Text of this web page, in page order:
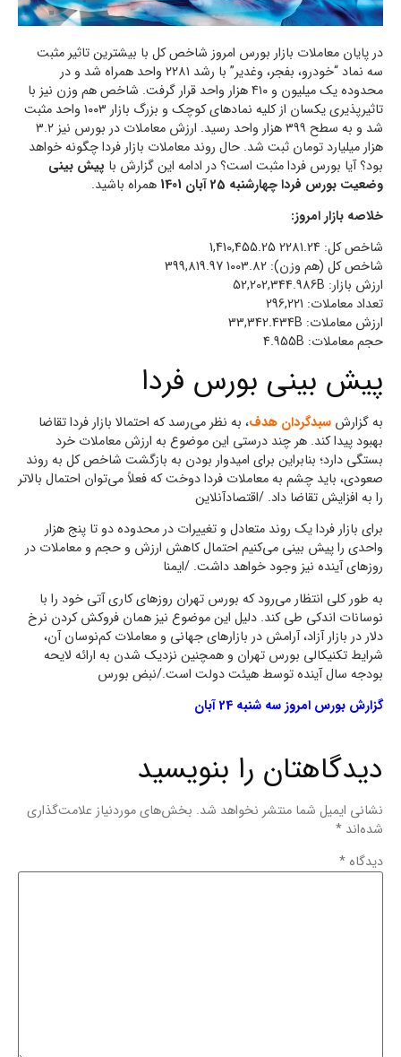
در پایان معاملات بازار بورس امروز شاخص کل با بیشترین تاثیر مثبت
سه نماد “خودرو، بفجر، وغدیر” با رشد ۲۲۸۱ واحد همراه شد و در
محدوده یک میلیون و ۴۱۰ هزار واحد قرار گرفت. شاخص هم وزن نیز با
تاثیرپذیری یکسان از کلیه نمادهای کوچک و بزرگ بازار ۱۰۰۳ واحد مثبت
شد و به سطح ۳۹۹ هزار واحد رسید. ارزش معاملات در بورس نیز ۳.۲
هزار میلیارد تومان ثبت شد. حال روند معاملات بازار فردا چگونه خواهد
بود؟ آیا بورس فردا مثبت است؟ در ادامه این گزارش با پیش بینی
وضعیت بورس فردا چهارشنبه 25 آبان 1401
همراه باشید.
خلاصه بازار امروز:
شاخص کل: 1,410,455.25 2281.24
شاخص كل (هم وزن): 399,819.97 1003.82
ارزش بازار: 52,202,344.986B
تعداد معاملات: 296,221
ارزش معاملات: 33,342.434B
حجم معاملات: 4.955B
پیش بینی بورس فردا
به گزارش سبدگردان هدف، به نظر می‌رسد که احتمالا بازار فردا تقاضا
بهبود پیدا کند. هر چند درستی این موضوع به ارزش معاملات خرد
بستگی دارد؛ بنابراین برای امیدوار بودن به بازگشت شاخص کل به روند
صعودی، باید چشم به معاملات فردا دوخت که فعلاً می‌توان احتمال بالاتر
را به افزایش تقاضا داد. /اقتصادآنلاین
برای بازار فردا یک روند متعادل و تغییرات در محدوده دو تا پنج هزار
واحدی را پیش بینی می‌کنیم احتمال کاهش ارزش و حجم و معاملات در
روز‌های آینده نیز وجود خواهد داشت. /ایمنا
به طور کلی انتظار می‌رود که بورس تهران روز‌های کاری آتی خود را با
نوسانات اندکی طی کند. دلیل این موضوع نیز همان فروکش کردن نرخ
دلار در بازار آزاد، آرامش در بازار‌های جهانی و معاملات کم‌نوسان آن،
شرایط تکنیکالی بورس تهران و همچنین نزدیک شدن به ارائه لایحه
بودجه سال آینده توسط هیئت دولت است./نبض بورس
گزارش بورس امروز سه شنبه 24 آبان
دیدگاهتان را بنویسید
نشانی ایمیل شما منتشر نخواهد شد. بخش‌های موردنیاز علامت‌گذاری
شده‌اند *
دیدگاه *